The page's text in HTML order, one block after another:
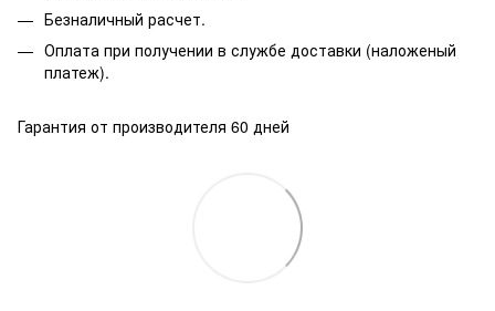
Безналичный расчет.
Оплата при получении в службе доставки (наложеный
платеж).
Гарантия от производителя 60 дней